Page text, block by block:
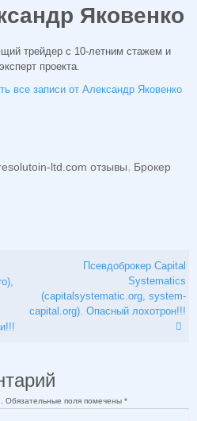
Яковенко
трейдер с 10-летним стажем и
проекта.
все записи от Александр Яковенко
ltd.com отзывы, Брокер
Псевдоброкер Capital
Systematics
(capitalsystematic.org, system-
capital.org). Опасный лохотрон!!!
Обязательные поля помечены *